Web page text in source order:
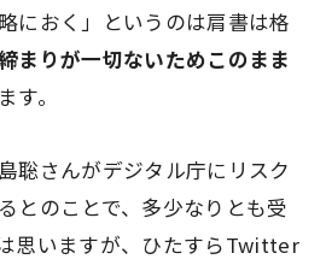
におく」というのは肩書は格
まりが一切ないためこのまま
す。
聡さんがデジタル庁にリスク
とのことで、多少なりとも受
思いますが、ひたすらTwitter